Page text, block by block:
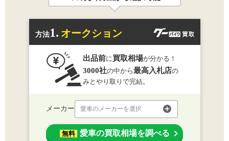
方法1. オークション
出品前に 買取相場が分かる！
3000社の中から最高入札店の
みとやり取りで完結。
メーカー 愛車のメーカーを選択
無料 愛車の買取相場を調べる